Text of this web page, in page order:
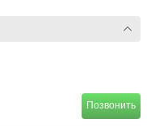
Позвонить